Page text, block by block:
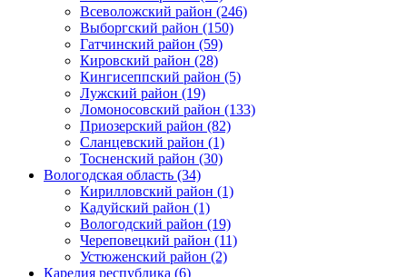
Всеволожский район (246)
Выборгский район (150)
Гатчинский район (59)
Кировский район (28)
Кингисеппский район (5)
Лужский район (19)
Ломоносовский район (133)
Приозерский район (82)
Сланцевский район (1)
Тосненский район (30)
Вологодская область (34)
Кирилловский район (1)
Кадуйский район (1)
Вологодский район (19)
Череповецкий район (11)
Устюженский район (2)
Карелия республика (6)